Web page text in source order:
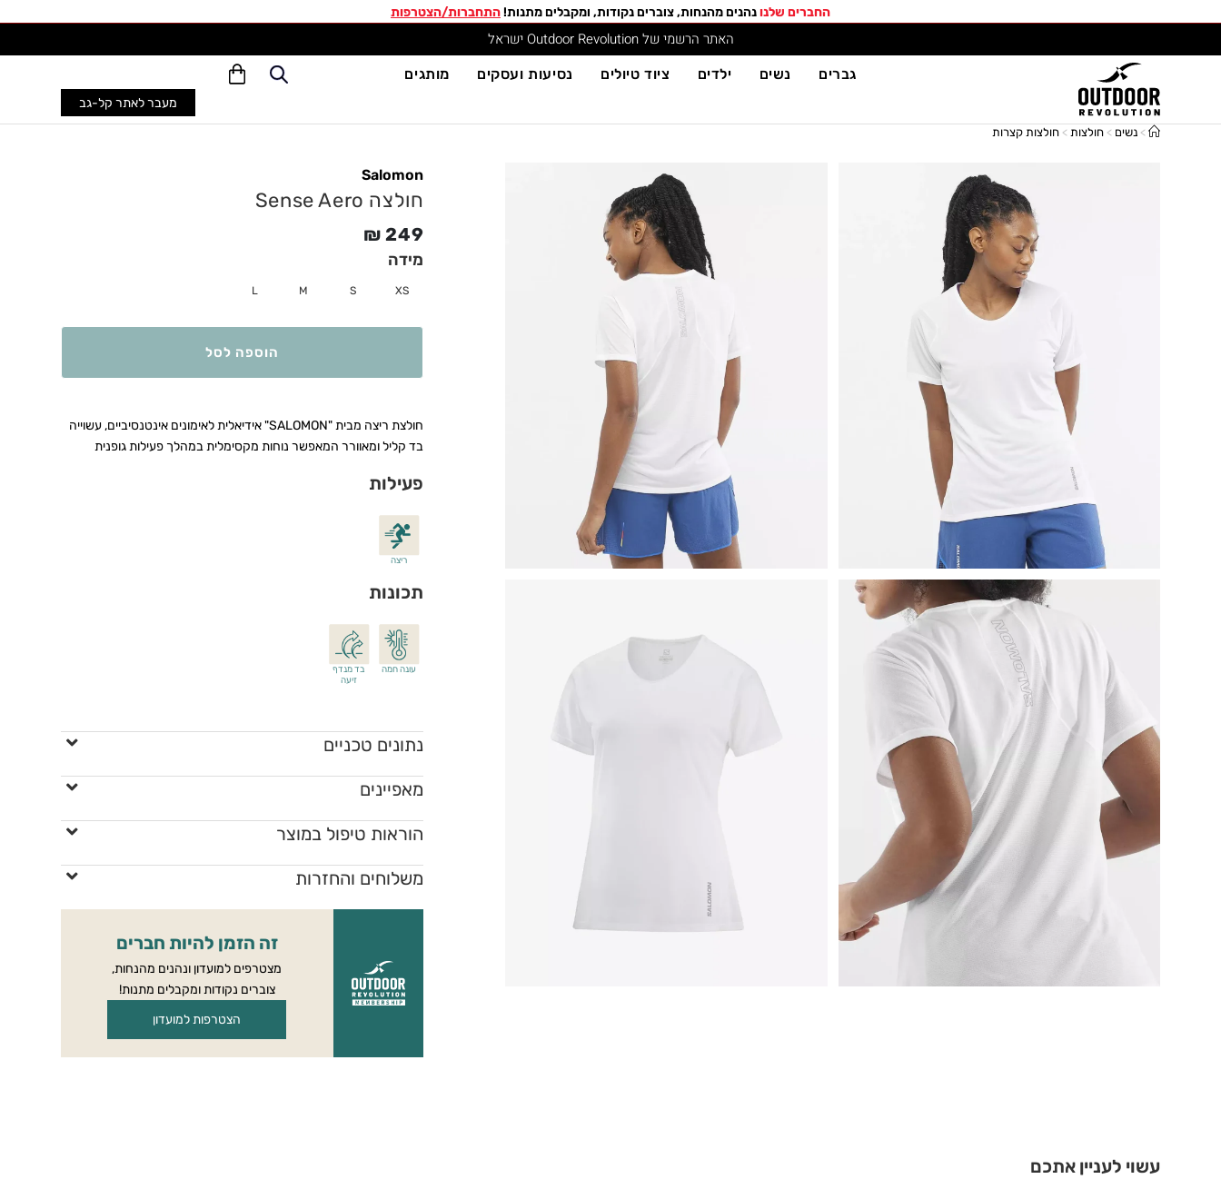
החברים שלנונהנים מהנחות, צוברים נקודות, ומקבלים מתנות!התחברות/הצטרפות
האתר הרשמי של Outdoor Revolution ישראל
מעבר לאתר קל-גב
גברים נשים ילדים ציוד טיולים נסיעות ועסקים מותגים
>נשים >חולצות >חולצות קצרות
Salomon
חולצה Sense Aero
₪ 249
מידה
XS
S
M
L
הוספה לסל
חולצת ריצה מבית "SALOMON" אידיאלית לאימונים אינטנסיביים, עשוייה
בד קליל ומאוורר המאפשר נוחות מקסימלית במהלך פעילות גופנית
פעילות
ריצה
תכונות
עונה חמה
בד מנדף
זיעה
נתונים טכניים
מאפיינים
הוראות טיפול במוצר
משלוחים והחזרות
זה הזמן להיות חברים
מצטרפים למועדון ונהנים מהנחות,
צוברים נקודות ומקבלים מתנות!
הצטרפות למועדון
עשוי לעניין אתכם